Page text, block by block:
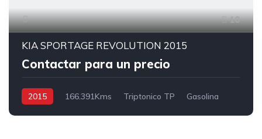
10
KIA SPORTAGE REVOLUTION 2015
Contactar para un precio
2015 166.391Kms Triptonico TP
Gasolina